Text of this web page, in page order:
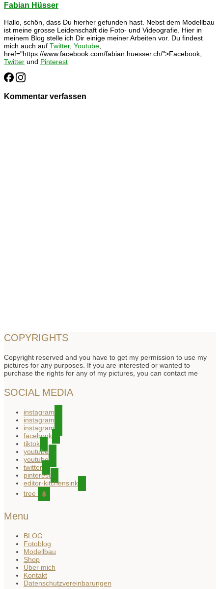
Fabian Hüsser
Hallo, schön, dass Du hierher gefunden hast. Nebst dem Modellbau
ist meine grosse Leidenschaft die Foto- und Videografie. Hier in
meinem Blog stelle ich Dir einige meiner Arbeiten vor. Du findest
mich auch auf Twitter, Youtube
href="https://www.facebook.com/fabian.huesser.ch/">Facebook,
Twitter und Pinterest
Kommentar verfassen
COPYRIGHTS
Copyright reserved and you have to get my permission to use my
pictures for any purposes. If you are interested or wanted to
purchase the rights for any of my pictures, you can contact me
SOCIAL MEDIA
instagram
instagram
instagram
facebook
tiktok
youtube
youtube
twitter
pinterest
editor-kitchensink
tree
Menu
BLOG
Fotoblog
Modellbau
Shop
Über mich
Kontakt
Datenschutzvereinbarungen